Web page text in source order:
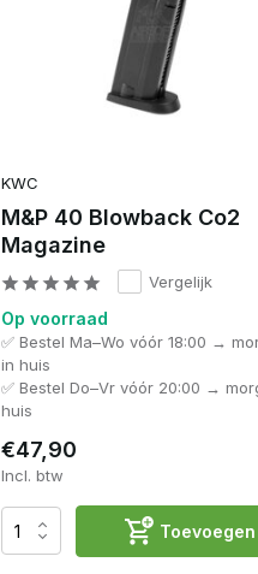
KWC
M&P 40 Blowback Co2
Magazine
Vergelijk
Op voorraad
✅ Bestel Ma–Wo vóór 18:00 →
in huis
✅ Bestel Do–Vr vóór 20:00 →
huis
€47,90
Incl. btw
Toevoegen